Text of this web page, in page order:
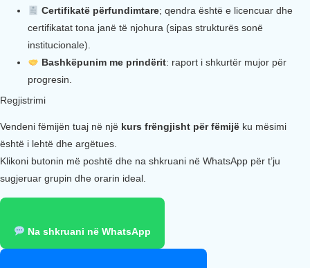
Certifikatë përfundimtare; qendra është e licencuar dhe
certifikatat tona janë të njohura (sipas strukturës sonë
institucionale).
Bashkëpunim me prindërit: raport i shkurtër mujor për
progresin.
Regjistrimi
Vendeni fëmijën tuaj në një kurs frëngjisht për fëmijë ku mësimi
është i lehtë dhe argëtues.
Klikoni butonin më poshtë dhe na shkruani në WhatsApp për t’ju
sugjeruar grupin dhe orarin ideal.
Na shkruani në WhatsApp